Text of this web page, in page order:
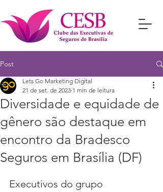
Post
Diversidade e equidade de
gênero são destaque em
encontro da Bradesco
Seguros em Brasília (DF)
Lets Go Marketing Digital
21 de set. de 2023 1 min de leitura
Executivos do grupo